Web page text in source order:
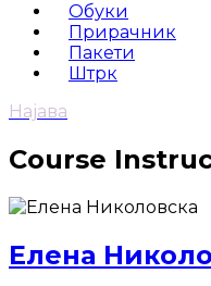
Обуки
Прирачник
Пакети
Штрк
Најава
Course
Елена